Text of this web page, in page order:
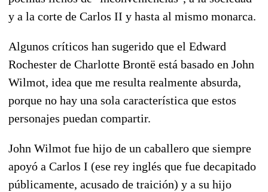
y a la corte de Carlos II y hasta al mismo monarca.
Algunos críticos han sugerido que el Edward
Rochester de Charlotte Brontë está basado en John
Wilmot, idea que me resulta realmente absurda,
porque no hay una sola característica que estos
personajes puedan compartir.
John Wilmot fue hijo de un caballero que siempre
apoyó a Carlos I (ese rey inglés que fue decapitado
públicamente, acusado de traición) y a su hijo